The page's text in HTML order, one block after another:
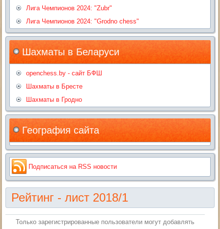
Лига Чемпионов 2024: "Zubr"
Лига Чемпионов 2024: "Grodno chess"
Шахматы в Беларуси
openchess.by - сайт БФШ
Шахматы в Бресте
Шахматы в Гродно
География сайта
Подписаться на RSS новости
Рейтинг - лист 2018/1
Только зарегистрированные пользователи могут добавлять